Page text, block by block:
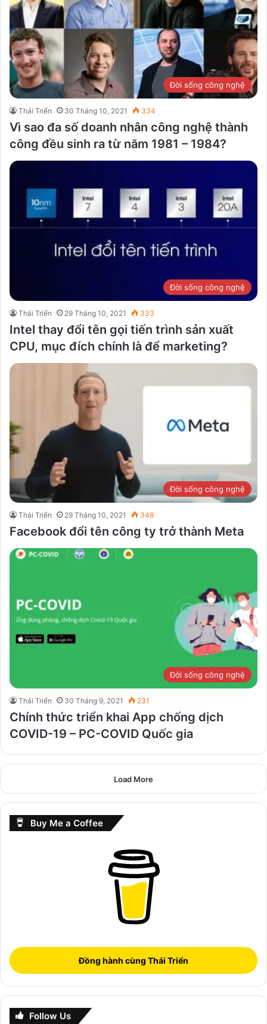
Đời sống công nghệ
Thái Triển 30 Tháng 10, 2021 334
Vì sao đa số doanh nhân công nghệ thành
công đều sinh ra từ năm 1981 – 1984?
Đời sống công nghệ
Thái Triển 29 Tháng 10, 2021 333
Intel thay đổi tên gọi tiến trình sản xuất
CPU, mục đích chính là để marketing?
Đời sống công nghệ
Thái Triển 29 Tháng 10, 2021 348
Facebook đổi tên công ty trở thành Meta
Đời sống công nghệ
Thái Triển 30 Tháng 9, 2021 231
Chính thức triển khai App chống dịch
COVID-19 – PC-COVID Quốc gia
Load More
Buy Me a Coffee
Đồng hành cùng Thái Triển
Follow Us